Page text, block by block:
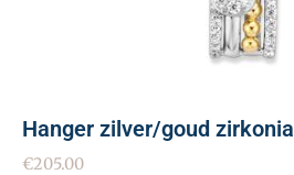
Hanger zilver/goud zirkonia
€205.00